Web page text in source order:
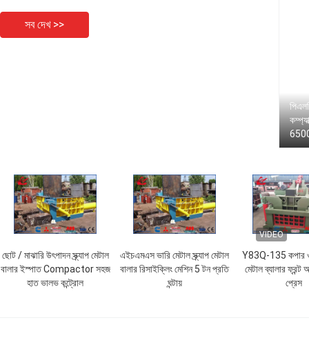
সব দেখ >>
ছোট / মাঝারি উৎপাদন স্ক্র্যাপ মেটাল
বালার ইস্পাত Compactor সহজ
হাত ভালভ কন্ট্রোল
এইচএমএস ভারি মেটাল স্ক্র্যাপ মেটাল
বালার রিসাইক্লিং মেশিন 5 টন প্রতি
ঘন্টায়
VIDEO
Y83Q-135 কপার
মেটাল ব্যালার ফ্রন্ট
প্রেস